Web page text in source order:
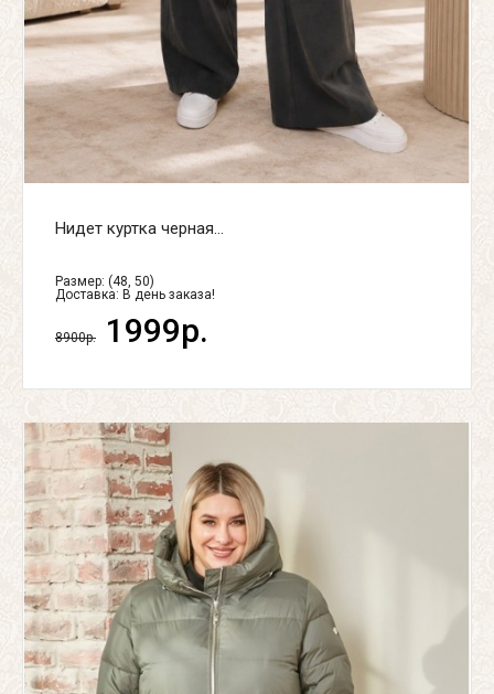
Нидет куртка черная...
Размер: (48, 50)
Доставка: В день заказа!
8900р. 1999р.